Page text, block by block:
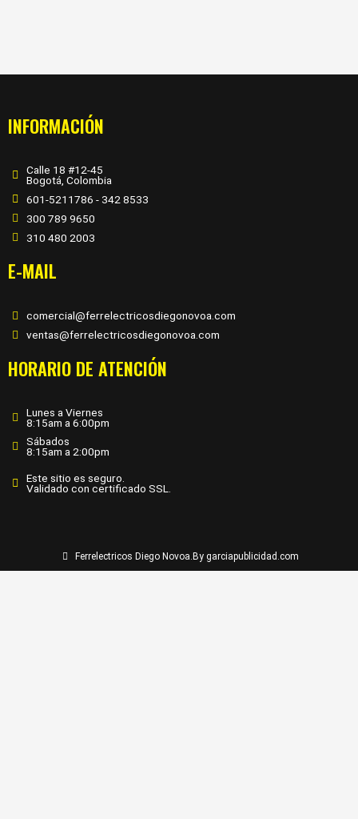
INFORMACIÓN
Calle 18 #12-45
Bogotá, Colombia
601-5211786 - 342 8533
300 789 9650
310 480 2003
E-MAIL
comercial@ferrelectricosdiegonovoa.com
ventas@ferrelectricosdiegonovoa.com
HORARIO DE ATENCIÓN
Lunes a Viernes
8:15am a 6:00pm
Sábados
8:15am a 2:00pm
Este sitio es seguro.
Validado con certificado SSL.
Ferrelectricos Diego Novoa. By garciapublicidad.com